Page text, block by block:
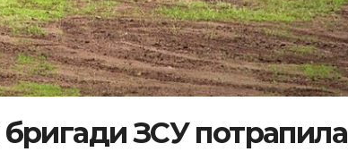
бригади ЗСУ потрапила